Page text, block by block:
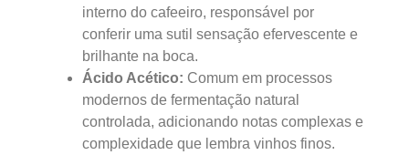
interno do cafeeiro, responsável por
conferir uma sutil sensação efervescente e
brilhante na boca.
Ácido Acético: Comum em processos
modernos de fermentação natural
controlada, adicionando notas complexas e
complexidade que lembra vinhos finos.